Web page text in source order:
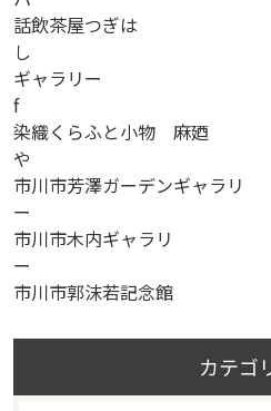
話飲茶屋つぎは
ギャラリー
染織くらふと小物 麻廼
市川市芳澤ガーデンギャラリ
市川市木内ギャラリ
市川市郭沫若記念館
カテゴ